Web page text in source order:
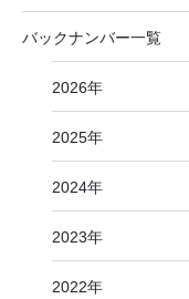
バックナンバー一覧
2026年
2025年
2024年
2023年
2022年